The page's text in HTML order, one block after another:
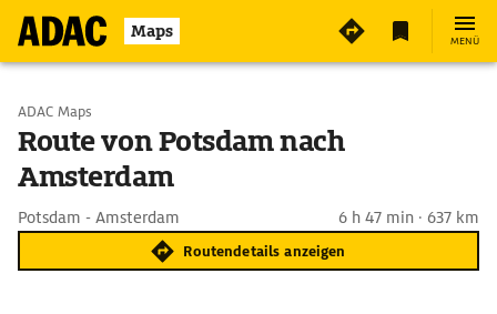
Maps MENÜ
Start wählen
Ziel eingeben
ADAC Maps
Route von Potsdam nach
Amsterdam
Potsdam - Amsterdam 6 h 47 min · 637 km
Routendetails anzeigen